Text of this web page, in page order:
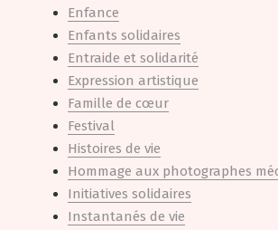
Enfance
Enfants solidaires
Entraide et solidarité
Expression artistique
Famille de cœur
Festival
Histoires de vie
Hommage aux photographes
Initiatives solidaires
Instantanés de vie